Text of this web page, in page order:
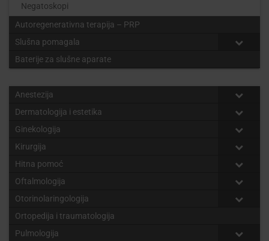
Negatoskopi
Autoregenerativna terapija – PRP
Slušna pomagala
Baterije za slušne aparate
Anestezija
Dermatologija i estetika
Ginekologija
Kirurgija
Hitna pomoć
Oftalmologija
Otorinolaringologija
Ortopedija i traumatologija
Pulmologija